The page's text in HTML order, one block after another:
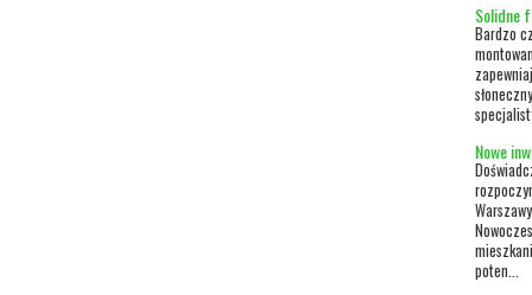
Solidne
Bardzo
Nowe
poten...